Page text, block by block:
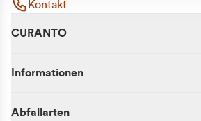
Kontakt
CURANTO
Informationen
Abfallarten